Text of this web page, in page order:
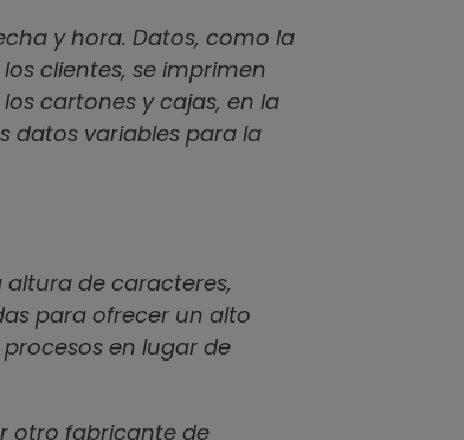
y hora. Datos, como la
clientes, se imprimen
cartones y cajas, en la
datos variables para la
de caracteres,
para ofrecer un alto
en lugar de
otro fabricante de